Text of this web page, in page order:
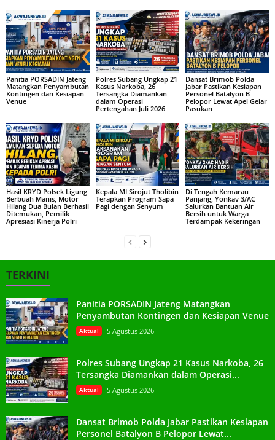
Panitia PORSADIN Jateng
Matangkan Penyambutan
Kontingen dan Kesiapan
Venue
Polres Subang Ungkap 21
Kasus Narkoba, 26
Tersangka Diamankan
dalam Operasi
Pertengahan Juli 2026
Dansat Brimob Polda
Jabar Pastikan Kesiapan
Personel Batalyon B
Pelopor Lewat Apel Gelar
Pasukan
Hasil KRYD Polsek Ligung
Berbuah Manis, Motor
Hilang Dua Bulan Berhasil
Ditemukan, Pemilik
Apresiasi Kinerja Polri
Kepala MI Sirojut Tholibin
Terapkan Program Sapa
Pagi dengan Senyum
Di Tengah Kemarau
Panjang, Yonkav 3/AC
Salurkan Bantuan Air
Bersih untuk Warga
Terdampak Kekeringan
TERKINI
Panitia PORSADIN Jateng Matangkan
Penyambutan Kontingen dan Kesiapan Venue
Aktual 5 Agustus 2026
Polres Subang Ungkap 21 Kasus Narkoba, 26
Tersangka Diamankan dalam Operasi...
Aktual 5 Agustus 2026
Dansat Brimob Polda Jabar Pastikan Kesiapan
Personel Batalyon B Pelopor Lewat...